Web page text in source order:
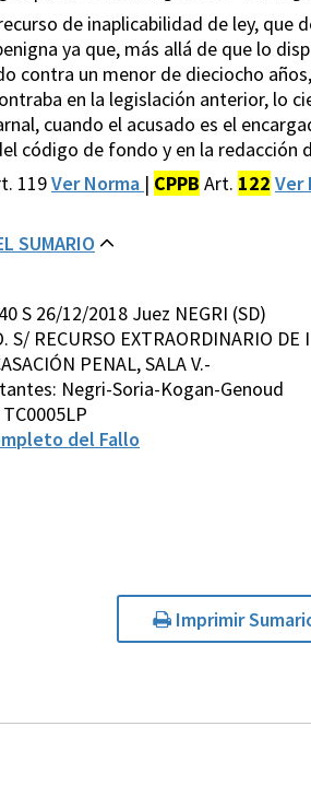
de inaplicabilidad de ley,
ya que, más allá de que lo
contra un menor de dieciocho
en la legislación anterior, lo
cuando el acusado es el
código de fondo y en la redacción
119Ver Norma | CPPB Art. 122 Ver
SUMARIO
S 26/12/2018 Juez NEGRI (SD)
S/ RECURSO EXTRAORDINARIO
PENAL, SALA V.-
Negri-Soria-Kogan-Genoud
del Fallo
Imprimir